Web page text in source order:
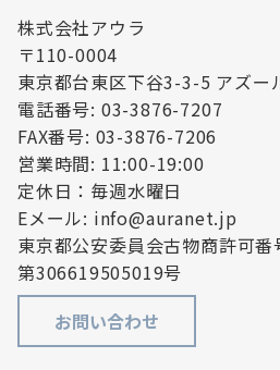
株式会社アウラ
〒110-0004
東京都台東区下谷3-3-5 アズー
電話番号: 03-3876-7207
FAX番号: 03-3876-7206
営業時間: 11:00-19:00
定休日：毎週水曜日
Eメール: info@auranet.jp
東京都公安委員会古物商許可番
第306619505019号
お問い合わせ